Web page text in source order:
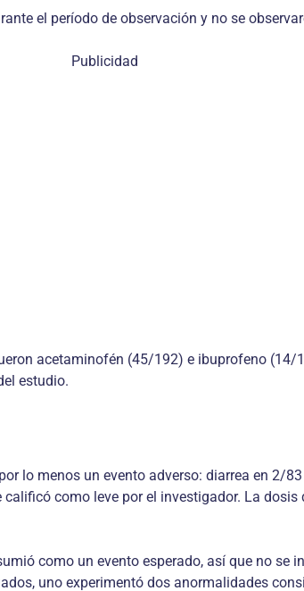
el período de observación y no se
Publicidad
acetaminofén (45/192) e ibuprofeno (14/
estudio.
lo menos un evento adverso: diarrea en 2/
como leve por el investigador. La
como un evento esperado, así que no
uno experimentó dos anormalidades